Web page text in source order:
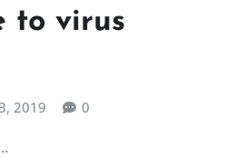
to virus
2019 0